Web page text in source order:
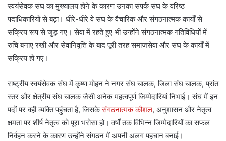
स्वयंसेवक संघ का मुख्यालय होने के कारण उनका संपर्क संघ के वरिष्ठ
पदाधिकारियों से बढ़ा। धीरे-धीरे वे संघ के वैचारिक और संगठनात्मक कार्यों से
सक्रिय रूप से जुड़ गए। सेवा में रहते हुए भी उन्होंने संगठनात्मक गतिविधियों में
रुचि बनाए रखी और सेवानिवृत्ति के बाद पूरी तरह समाजसेवा और संघ के कार्यों में
सक्रिय हो गए।
राष्ट्रीय स्वयंसेवक संघ में कृष्ण मोहन ने नगर संघ चालक, जिला संघ चालक, प्रांत
स्तर और क्षेत्रीय संघ चालक जैसी अनेक महत्वपूर्ण जिम्मेदारियां निभाईं। संघ में इन
पदों पर वही व्यक्ति पहुंचता है, जिसकेसंगठनात्मक कौशल, अनुशासन और नेतृत्व
क्षमता पर शीर्ष नेतृत्व को पूरा भरोसा हो। वर्षों तक विभिन्न जिम्मेदारियों का सफल
निर्वहन करने के कारण उन्होंने संगठन में अपनी अलग पहचान बनाई।